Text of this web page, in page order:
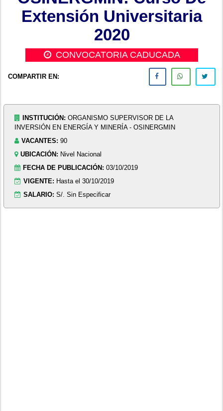
Extensión Universitaria
2020
CONVOCATORIA CADUCADA
COMPARTIR EN:
INSTITUCIÓN: ORGANISMO SUPERVISOR DE LA
INVERSIÓN EN ENERGÍA Y MINERÍA - OSINERGMIN
VACANTES: 90
UBICACIÓN: Nivel Nacional
FECHA DE PUBLICACIÓN: 03/10/2019
VIGENTE: Hasta el 30/10/2019
SALARIO: S/. Sin Especificar